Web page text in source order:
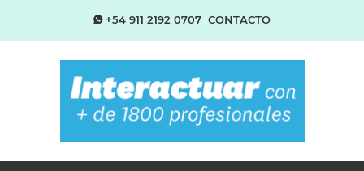
+54 911 2192 0707 CONTACTO